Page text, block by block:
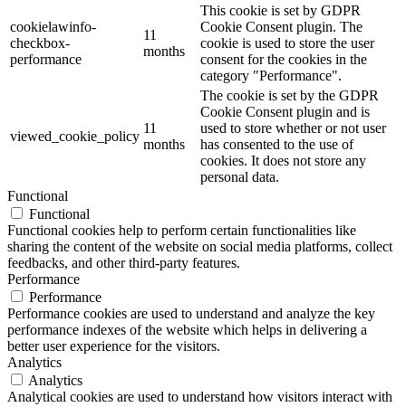
cookielawinfo-
checkbox-
performance
11
months
This cookie is set by GDPR
Cookie Consent plugin. The
cookie is used to store the user
consent for the cookies in the
category "Performance".
viewed_cookie_policy
11
months
The cookie is set by the GDPR
Cookie Consent plugin and is
used to store whether or not user
has consented to the use of
cookies. It does not store any
personal data.
Functional
Functional
Functional cookies help to perform certain functionalities like
sharing the content of the website on social media platforms, collect
feedbacks, and other third-party features.
Performance
Performance
Performance cookies are used to understand and analyze the key
performance indexes of the website which helps in delivering a
better user experience for the visitors.
Analytics
Analytics
Analytical cookies are used to understand how visitors interact with